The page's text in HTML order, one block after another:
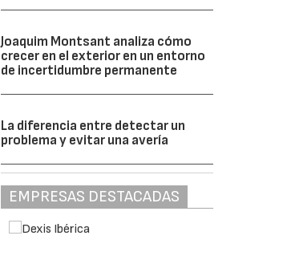
Joaquim Montsant analiza cómo
crecer en el exterior en un entorno
de incertidumbre permanente
La diferencia entre detectar un
problema y evitar una avería
EMPRESAS DESTACADAS